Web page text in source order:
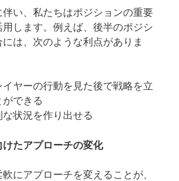
い、私たちはポジションの重要
します。例えば、後半のポジシ
には、次のような利点がありま
イヤーの行動を見た後で戦略を立
できる
な状況を作り出せる
たアプローチの変化
にアプローチを変えることが、